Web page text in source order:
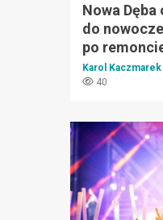
Nowa
do
po
Karol Kaczmarek
40